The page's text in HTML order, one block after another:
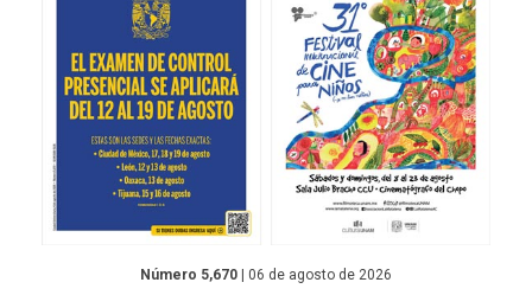
Número 5,670 | 06 de agosto de 2026